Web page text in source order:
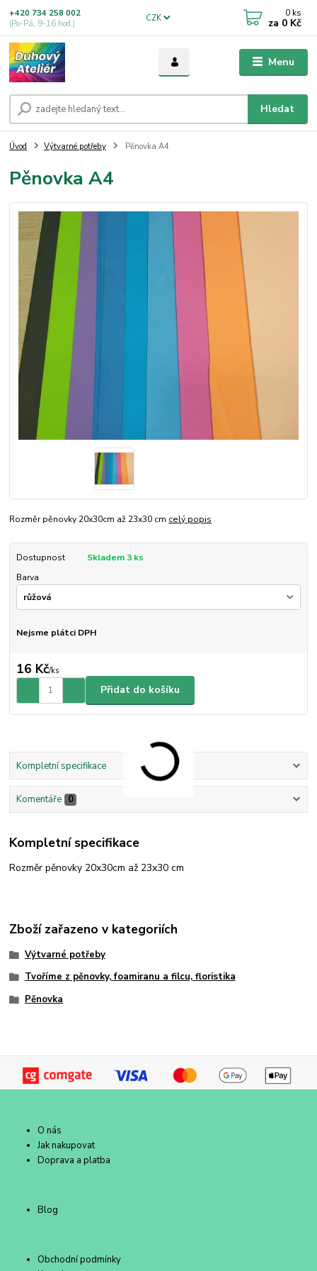
Menu
CZK
Hledat
+420 734 258 002
(Po-Pá, 9-16 hod.)
0 ks
za 0 Kč
Úvod Výtvarné potřeby Pěnovka A4
Pěnovka A4
Rozměr pěnovky 20x30cm až 23x30 cm celý popis
Dostupnost
Skladem 3 ks
Barva
Nejsme plátci DPH
16 Kč/ks
Přidat do košíku
Kompletní specifikace
Komentáře 0
Kompletní specifikace
Rozměr pěnovky 20x30cm až 23x30 cm
Zboží zařazeno v kategoriích
Výtvarné potřeby
Tvoříme z pěnovky, foamiranu a filcu, floristika
Pěnovka
O nás
Jak nakupovat
Doprava a platba
Blog
Obchodní podmínky